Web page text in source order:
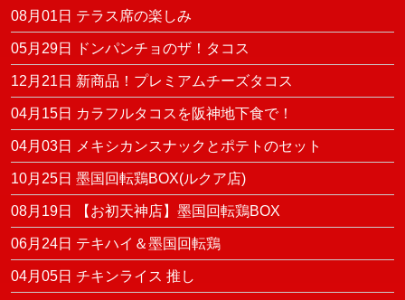
ナ
ビ
ゲ
ー
シ
ョ
ン
08月01日 テラス席の楽しみ
05月29日 ドンパンチョのザ！タコス
12月21日 新商品！プレミアムチーズタコス
04月15日 カラフルタコスを阪神地下食で！
04月03日 メキシカンスナックとポテトのセット
10月25日 墨国回転鶏BOX(ルクア店)
08月19日 【お初天神店】墨国回転鶏BOX
06月24日 テキハイ＆墨国回転鶏
04月05日 チキンライス 推し